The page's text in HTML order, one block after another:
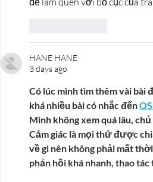
HANE HANE
3 days ago
Có lúc mình tìm thêm vài bài
khá nhiều bài có nhắc đến
Mình không xem quá lâu,
Cảm giác là mọi thứ được
về gì nên không phải mất
phản hồi khá nhanh, thao